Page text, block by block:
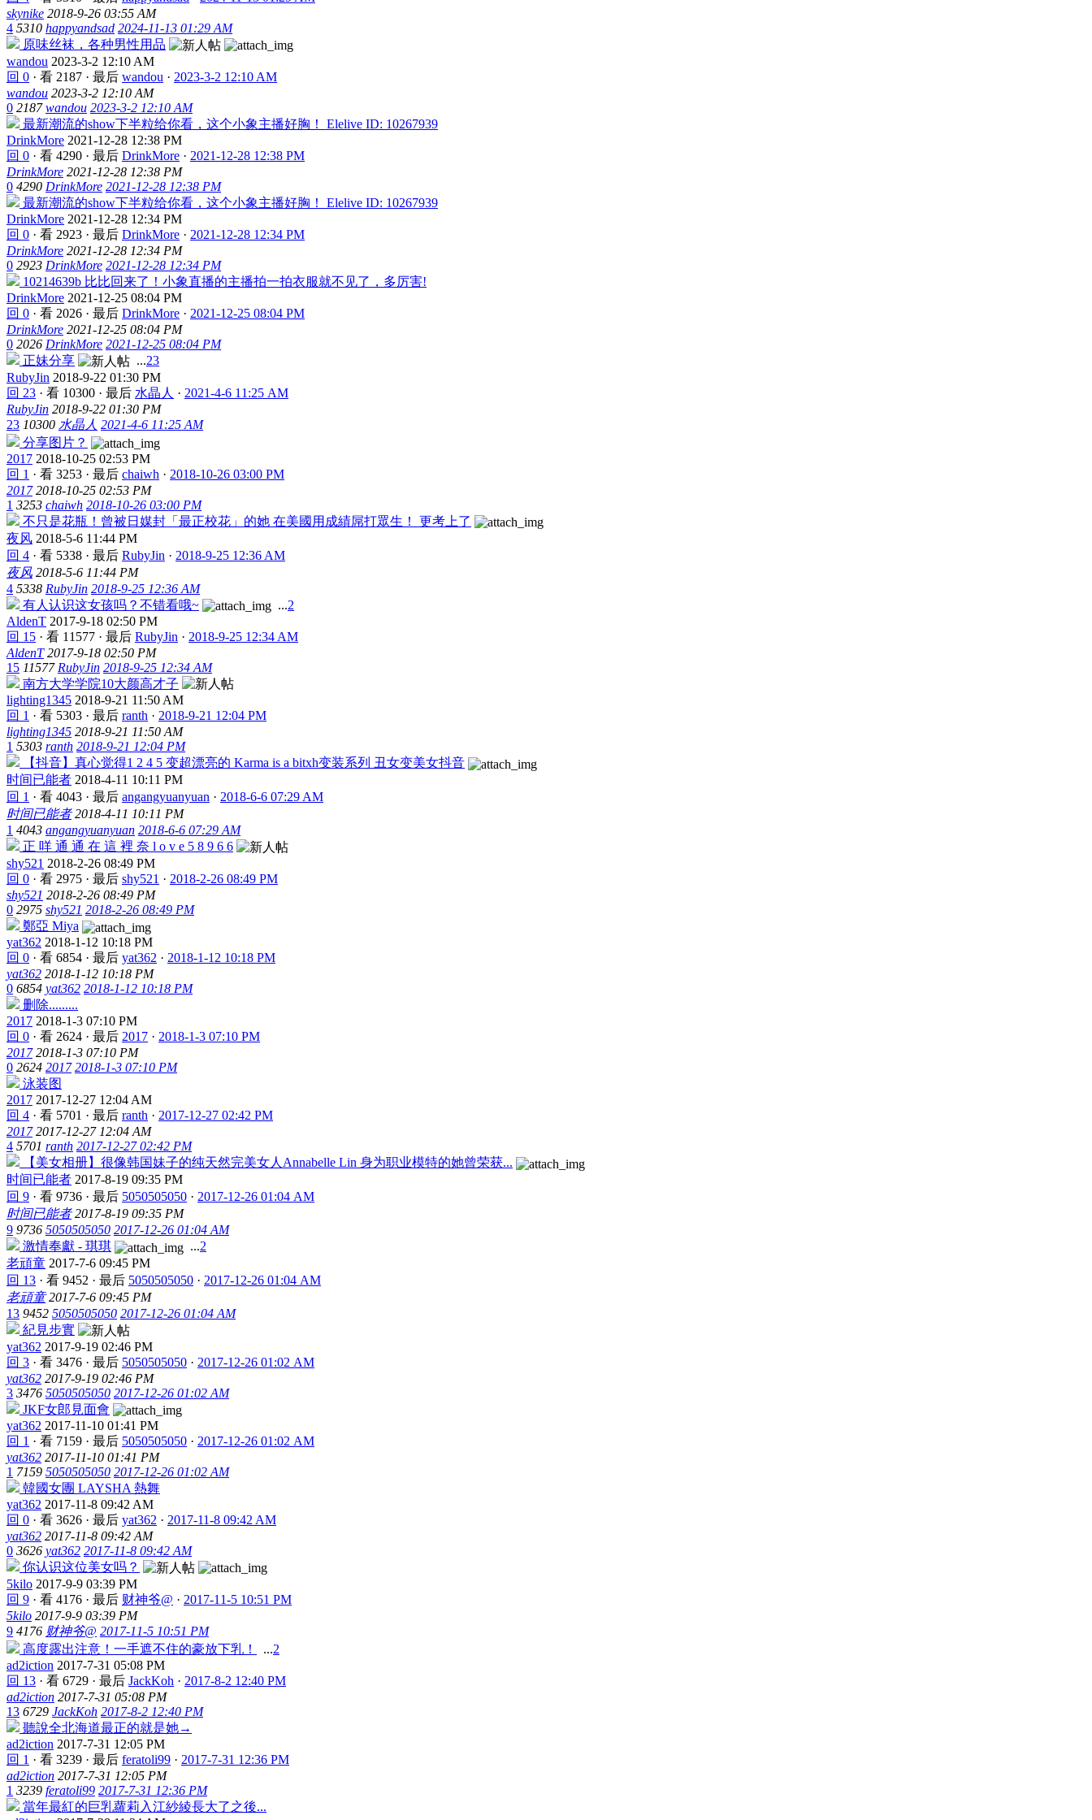
skynike 2018-9-26 03:55 AM
4 5310 happyandsad 2024-11-13 01:29 AM
原味丝袜，各种男性用品
wandou 2023-3-2 12:10 AM
回 0 · 看 2187 · 最后 wandou · 2023-3-2 12:10 AM
wandou 2023-3-2 12:10 AM
0 2187 wandou 2023-3-2 12:10 AM
最新潮流的show下半粒给你看，这个小象主播好胸！ Elelive ID: 10267939
DrinkMore 2021-12-28 12:38 PM
回 0 · 看 4290 · 最后 DrinkMore · 2021-12-28 12:38 PM
DrinkMore 2021-12-28 12:38 PM
0 4290 DrinkMore 2021-12-28 12:38 PM
最新潮流的show下半粒给你看，这个小象主播好胸！ Elelive ID: 10267939
DrinkMore 2021-12-28 12:34 PM
回 0 · 看 2923 · 最后 DrinkMore · 2021-12-28 12:34 PM
DrinkMore 2021-12-28 12:34 PM
0 2923 DrinkMore 2021-12-28 12:34 PM
10214639b 比比回来了！小象直播的主播拍一拍衣服就不见了，多厉害!
DrinkMore 2021-12-25 08:04 PM
回 0 · 看 2026 · 最后 DrinkMore · 2021-12-25 08:04 PM
DrinkMore 2021-12-25 08:04 PM
0 2026 DrinkMore 2021-12-25 08:04 PM
正妹分享
...23
RubyJin 2018-9-22 01:30 PM
回 23 · 看 10300 · 最后 水晶人 · 2021-4-6 11:25 AM
RubyJin 2018-9-22 01:30 PM
23 10300 水晶人 2021-4-6 11:25 AM
分享图片？
2017 2018-10-25 02:53 PM
回 1 · 看 3253 · 最后 chaiwh · 2018-10-26 03:00 PM
2017 2018-10-25 02:53 PM
1 3253 chaiwh 2018-10-26 03:00 PM
不只是花瓶！曾被日媒封「最正校花」的她 在美國用成績屌打眾生！ 更考上了
夜风 2018-5-6 11:44 PM
回 4 · 看 5338 · 最后 RubyJin · 2018-9-25 12:36 AM
夜风 2018-5-6 11:44 PM
4 5338 RubyJin 2018-9-25 12:36 AM
有人认识这女孩吗？不错看哦~
...2
AldenT 2017-9-18 02:50 PM
回 15 · 看 11577 · 最后 RubyJin · 2018-9-25 12:34 AM
AldenT 2017-9-18 02:50 PM
15 11577 RubyJin 2018-9-25 12:34 AM
南方大学学院10大颜高才子
lighting1345 2018-9-21 11:50 AM
回 1 · 看 5303 · 最后 ranth · 2018-9-21 12:04 PM
lighting1345 2018-9-21 11:50 AM
1 5303 ranth 2018-9-21 12:04 PM
【抖音】真心觉得1 2 4 5 变超漂亮的 Karma is a bitxh变装系列 丑女变美女抖音
时间已能者 2018-4-11 10:11 PM
回 1 · 看 4043 · 最后 angangyuanyuan · 2018-6-6 07:29 AM
时间已能者 2018-4-11 10:11 PM
1 4043 angangyuanyuan 2018-6-6 07:29 AM
正 咩 通 通 在 這 裡 奈 l o v e 5 8 9 6 6
shy521 2018-2-26 08:49 PM
回 0 · 看 2975 · 最后 shy521 · 2018-2-26 08:49 PM
shy521 2018-2-26 08:49 PM
0 2975 shy521 2018-2-26 08:49 PM
鄭亞 Miya
yat362 2018-1-12 10:18 PM
回 0 · 看 6854 · 最后 yat362 · 2018-1-12 10:18 PM
yat362 2018-1-12 10:18 PM
0 6854 yat362 2018-1-12 10:18 PM
删除.........
2017 2018-1-3 07:10 PM
回 0 · 看 2624 · 最后 2017 · 2018-1-3 07:10 PM
2017 2018-1-3 07:10 PM
0 2624 2017 2018-1-3 07:10 PM
泳装图
2017 2017-12-27 12:04 AM
回 4 · 看 5701 · 最后 ranth · 2017-12-27 02:42 PM
2017 2017-12-27 12:04 AM
4 5701 ranth 2017-12-27 02:42 PM
【美女相册】很像韩国妹子的纯天然完美女人Annabelle Lin 身为职业模特的她曾荣获...
时间已能者 2017-8-19 09:35 PM
回 9 · 看 9736 · 最后 5050505050 · 2017-12-26 01:04 AM
时间已能者 2017-8-19 09:35 PM
9 9736 5050505050 2017-12-26 01:04 AM
激情奉獻 - 琪琪
...2
老頑童 2017-7-6 09:45 PM
回 13 · 看 9452 · 最后 5050505050 · 2017-12-26 01:04 AM
老頑童 2017-7-6 09:45 PM
13 9452 5050505050 2017-12-26 01:04 AM
紀見步實
yat362 2017-9-19 02:46 PM
回 3 · 看 3476 · 最后 5050505050 · 2017-12-26 01:02 AM
yat362 2017-9-19 02:46 PM
3 3476 5050505050 2017-12-26 01:02 AM
JKF女郎見面會
yat362 2017-11-10 01:41 PM
回 1 · 看 7159 · 最后 5050505050 · 2017-12-26 01:02 AM
yat362 2017-11-10 01:41 PM
1 7159 5050505050 2017-12-26 01:02 AM
韓國女團 LAYSHA 熱舞
yat362 2017-11-8 09:42 AM
回 0 · 看 3626 · 最后 yat362 · 2017-11-8 09:42 AM
yat362 2017-11-8 09:42 AM
0 3626 yat362 2017-11-8 09:42 AM
你认识这位美女吗？
5kilo 2017-9-9 03:39 PM
回 9 · 看 4176 · 最后 财神爷@ · 2017-11-5 10:51 PM
5kilo 2017-9-9 03:39 PM
9 4176 财神爷@ 2017-11-5 10:51 PM
高度露出注意！一手遮不住的豪放下乳！
...2
ad2iction 2017-7-31 05:08 PM
回 13 · 看 6729 · 最后 JackKoh · 2017-8-2 12:40 PM
ad2iction 2017-7-31 05:08 PM
13 6729 JackKoh 2017-8-2 12:40 PM
聽說全北海道最正的就是她→
ad2iction 2017-7-31 12:05 PM
回 1 · 看 3239 · 最后 feratoli99 · 2017-7-31 12:36 PM
ad2iction 2017-7-31 12:05 PM
1 3239 feratoli99 2017-7-31 12:36 PM
當年最紅的巨乳蘿莉入江紗綾長大了之後...